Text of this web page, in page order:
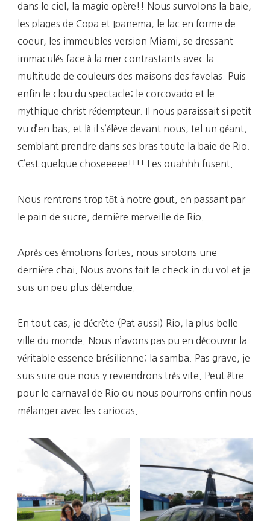
dans le ciel, la magie opère!! Nous survolons la baie,
les plages de Copa et Ipanema, le lac en forme de
coeur, les immeubles version Miami, se dressant
immaculés face à la mer contrastants avec la
multitude de couleurs des maisons des favelas. Puis
enfin le clou du spectacle: le corcovado et le
mythique christ rédempteur. Il nous paraissait si petit
vu d’en bas, et là il s’élève devant nous, tel un géant,
semblant prendre dans ses bras toute la baie de Rio.
C’est quelque choseeeee!!!! Les ouahhh fusent.
Nous rentrons trop tôt à notre gout, en passant par
le pain de sucre, dernière merveille de Rio.
Après ces émotions fortes, nous sirotons une
dernière chai. Nous avons fait le check in du vol et je
suis un peu plus détendue.
En tout cas, je décrète (Pat aussi) Rio, la plus belle
ville du monde. Nous n’avons pas pu en découvrir la
véritable essence brésilienne; la samba. Pas grave, je
suis sure que nous y reviendrons très vite. Peut être
pour le carnaval de Rio ou nous pourrons enfin nous
mélanger avec les cariocas.